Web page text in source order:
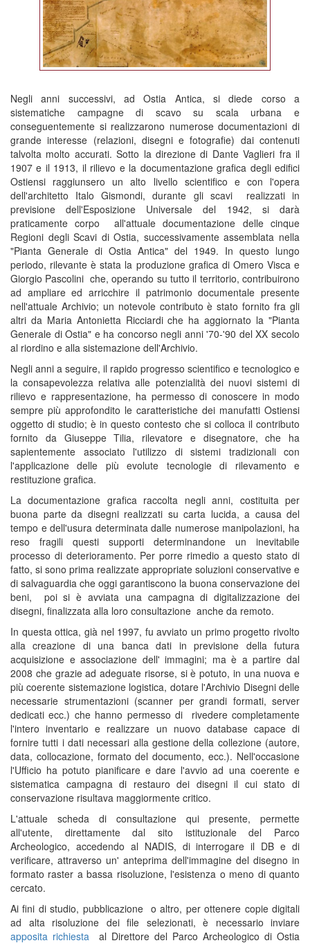
Negli anni successivi, ad Ostia Antica, si diede corso a
sistematiche campagne di scavo su scala urbana e
conseguentemente si realizzarono numerose documentazioni di
grande interesse (relazioni, disegni e fotografie) dai contenuti
talvolta molto accurati. Sotto la direzione di Dante Vaglieri fra il
1907 e il 1913, il rilievo e la documentazione grafica degli edifici
Ostiensi raggiunsero un alto livello scientifico e con l'opera
dell'architetto Italo Gismondi, durante gli scavi realizzati in
previsione dell'Esposizione Universale del 1942, si darà
praticamente corpo all'attuale documentazione delle cinque
Regioni degli Scavi di Ostia, successivamente assemblata nella
"Pianta Generale di Ostia Antica" del 1949. In questo lungo
periodo, rilevante è stata la produzione grafica di Omero Visca e
Giorgio Pascolini che, operando su tutto il territorio, contribuirono
ad ampliare ed arricchire il patrimonio documentale presente
nell'attuale Archivio; un notevole contributo è stato fornito fra gli
altri da Maria Antonietta Ricciardi che ha aggiornato la "Pianta
Generale di Ostia" e ha concorso negli anni '70-'90 del XX secolo
al riordino e alla sistemazione dell'Archivio.
Negli anni a seguire, il rapido progresso scientifico e tecnologico e
la consapevolezza relativa alle potenzialità dei nuovi sistemi di
rilievo e rappresentazione, ha permesso di conoscere in modo
sempre più approfondito le caratteristiche dei manufatti Ostiensi
oggetto di studio; è in questo contesto che si colloca il contributo
fornito da Giuseppe Tilia, rilevatore e disegnatore, che ha
sapientemente associato l'utilizzo di sistemi tradizionali con
l'applicazione delle più evolute tecnologie di rilevamento e
restituzione grafica.
La documentazione grafica raccolta negli anni, costituita per
buona parte da disegni realizzati su carta lucida, a causa del
tempo e dell'usura determinata dalle numerose manipolazioni, ha
reso fragili questi supporti determinandone un inevitabile
processo di deterioramento. Per porre rimedio a questo stato di
fatto, si sono prima realizzate appropriate soluzioni conservative e
di salvaguardia che oggi garantiscono la buona conservazione dei
beni, poi si è avviata una campagna di digitalizzazione dei
disegni, finalizzata alla loro consultazione anche da remoto.
In questa ottica, già nel 1997, fu avviato un primo progetto rivolto
alla creazione di una banca dati in previsione della futura
acquisizione e associazione dell' immagini; ma è a partire dal
2008 che grazie ad adeguate risorse, si è potuto, in una nuova e
più coerente sistemazione logistica, dotare l'Archivio Disegni delle
necessarie strumentazioni (scanner per grandi formati, server
dedicati ecc.) che hanno permesso di rivedere completamente
l'intero inventario e realizzare un nuovo database capace di
fornire tutti i dati necessari alla gestione della collezione (autore,
data, collocazione, formato del documento, ecc.). Nell'occasione
l'Ufficio ha potuto pianificare e dare l'avvio ad una coerente e
sistematica campagna di restauro dei disegni il cui stato di
conservazione risultava maggiormente critico.
L'attuale scheda di consultazione qui presente, permette
all'utente, direttamente dal sito istituzionale del Parco
Archeologico, accedendo al NADIS, di interrogare il DB e di
verificare, attraverso un' anteprima dell'immagine del disegno in
formato raster a bassa risoluzione, l'esistenza o meno di quanto
cercato.
Ai fini di studio, pubblicazione o altro, per ottenere copie digitali
ad alta risoluzione dei file selezionati, è necessario inviare
apposita richiesta al Direttore del Parco Archeologico di Ostia